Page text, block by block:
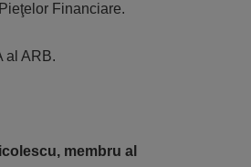
Financiare.
al ARB.
membru al